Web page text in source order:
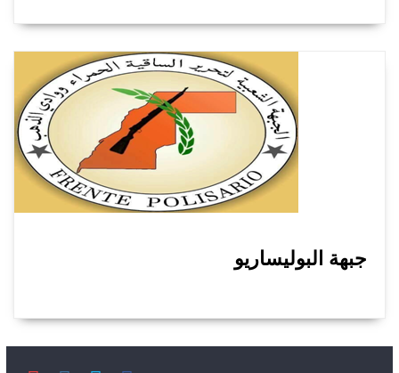
جبهة البوليساريو